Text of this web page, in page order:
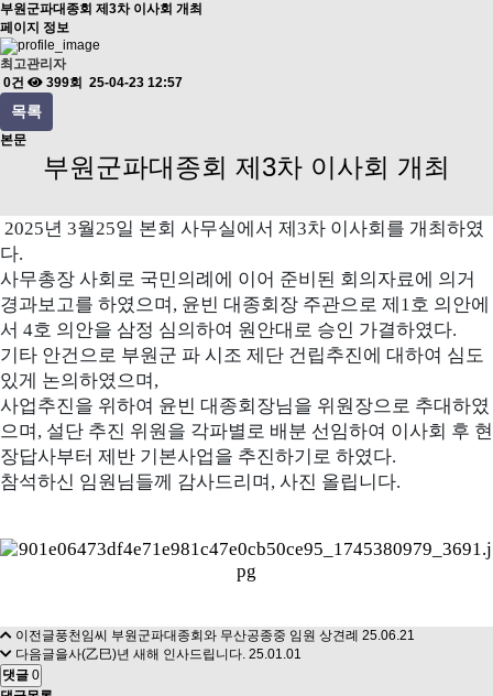
부원군파대종회 제3차 이사회 개최
페이지 정보
최고관리자
0건
399회 25-04-23 12:57
목록
본문
부원군파대종회 제3차 이사회 개최
2025년 3월25일 본회 사무실에서 제3차 이사회를 개최하였
다.
사무총장 사회로 국민의례에 이어 준비된 회의자료에 의거
경과보고를 하였으며 , 윤빈 대종회장 주관으로 제 1호 의안에
서 4호 의안을 삼정 심의하여 원안대로 승인 가결하였다.
기타 안건으로 부원군 파 시조 제단 건립추진에 대하여 심도
있게 논의하였으며 ,
사업추진을 위하여 윤빈 대종회장님을 위원장으로 추대하였
으며 , 설단 추진 위원을 각파별로 배분 선임하여 이사회 후 현
장답사부터 제반 기본사업을 추진하기로 하였다.
참석하신 임원님들께 감사드리며 , 사진 올립니다.
이전글풍천임씨 부원군파대종회와 무산공종중 임원 상견례 25.06.21
다음글을사(乙巳)년 새해 인사드립니다. 25.01.01
댓글 0